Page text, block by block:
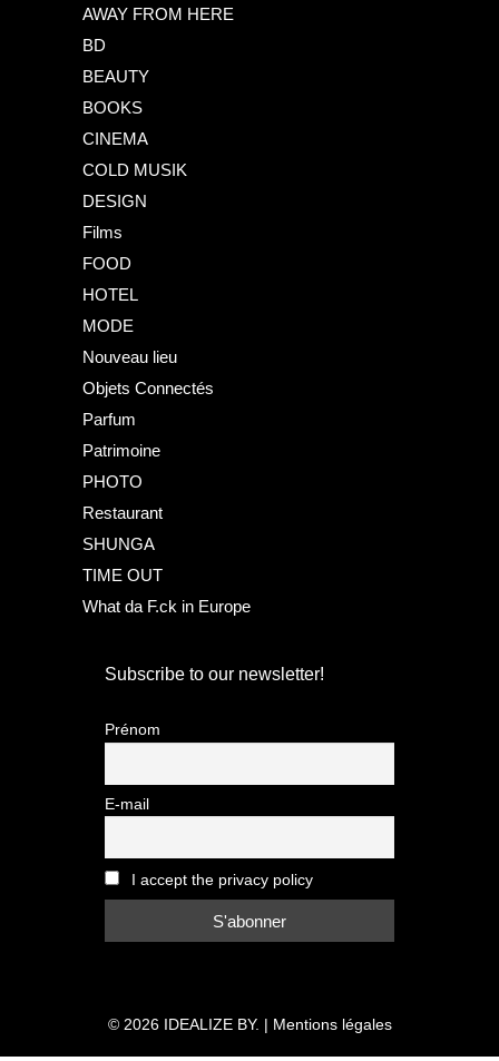
AWAY FROM HERE
BD
BEAUTY
BOOKS
CINEMA
COLD MUSIK
DESIGN
Films
FOOD
HOTEL
MODE
Nouveau lieu
Objets Connectés
Parfum
Patrimoine
PHOTO
Restaurant
SHUNGA
TIME OUT
What da F.ck in Europe
Subscribe to our newsletter!
Prénom
E-mail
I accept the privacy policy
© 2026 IDEALIZE BY. | Mentions légales